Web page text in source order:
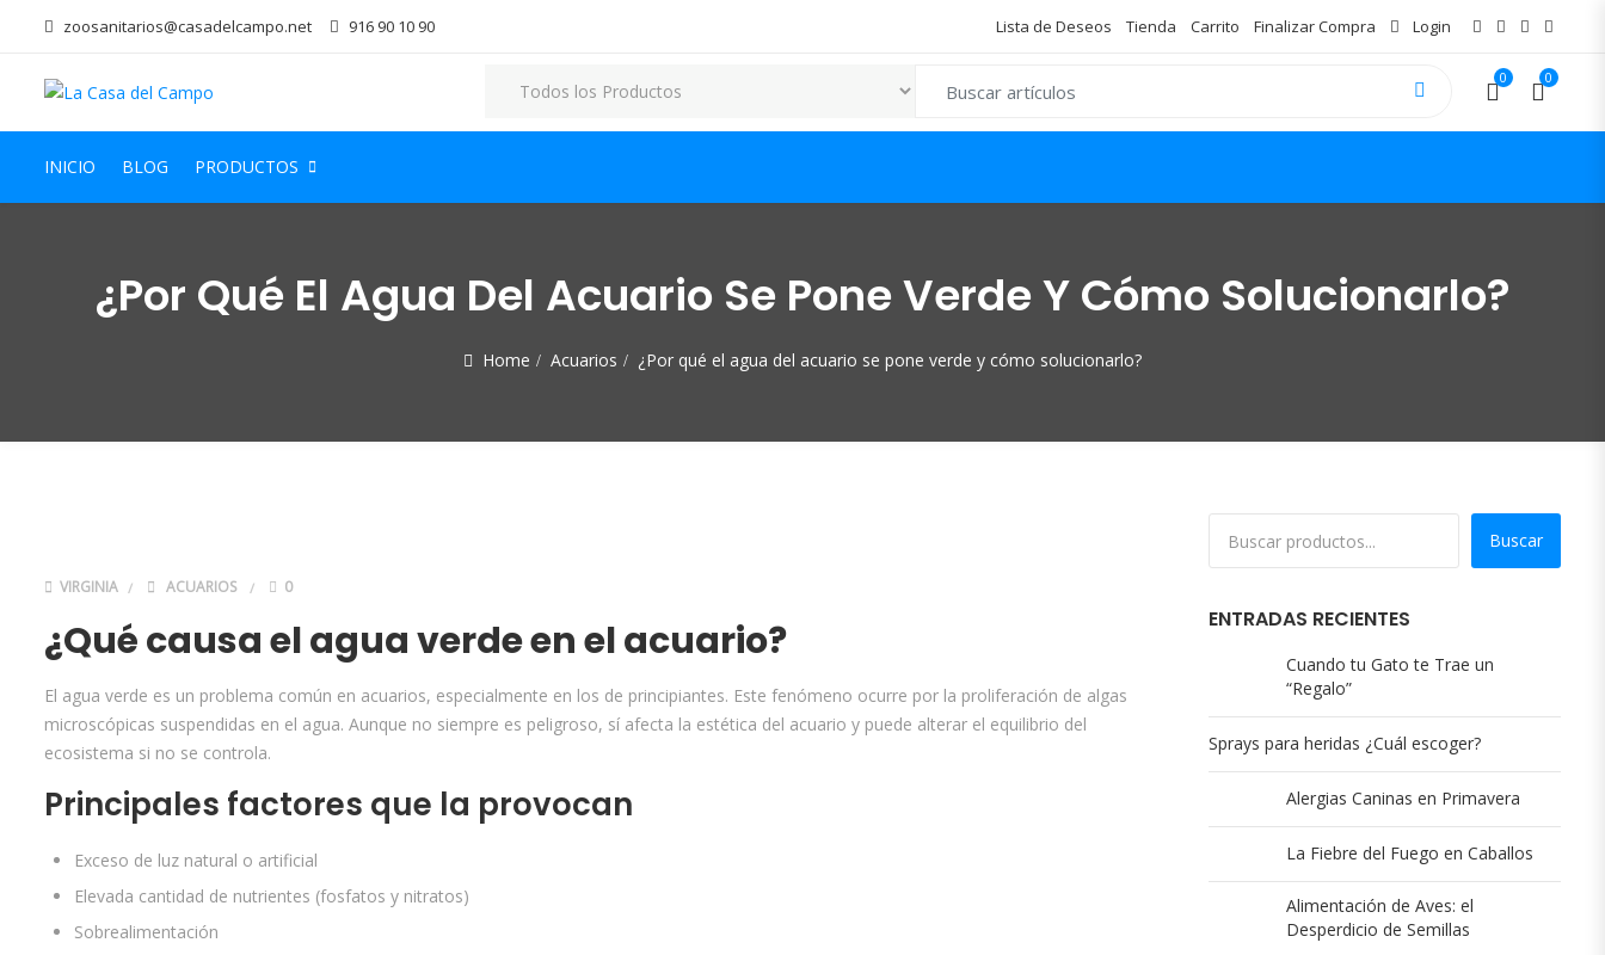
zoosanitarios@casadelcampo.net 916 90 10 90 Lista de Deseos Tienda Carrito Finalizar Compra Login
0 0
INICIO BLOG PRODUCTOS
¿Por Qué El Agua Del Acuario Se Pone Verde Y Cómo Solucionarlo?
Home Acuarios ¿Por qué el agua del acuario se pone verde y cómo solucionarlo?
VIRGINIA ACUARIOS 0
¿Qué causa el agua verde en el acuario?
El agua verde es un problema común en acuarios, especialmente en los de principiantes. Este fenómeno ocurre por la proliferación de algas
microscópicas suspendidas en el agua. Aunque no siempre es peligroso, sí afecta la estética del acuario y puede alterar el equilibrio del
ecosistema si no se controla.
Principales factores que la provocan
Exceso de luz natural o artificial
Elevada cantidad de nutrientes (fosfatos y nitratos)
Sobrealimentación
Buscar
ENTRADAS RECIENTES
Cuando tu Gato te Trae un
“Regalo”
Sprays para heridas ¿Cuál escoger?
Alergias Caninas en Primavera
La Fiebre del Fuego en Caballos
Alimentación de Aves: el
Desperdicio de Semillas